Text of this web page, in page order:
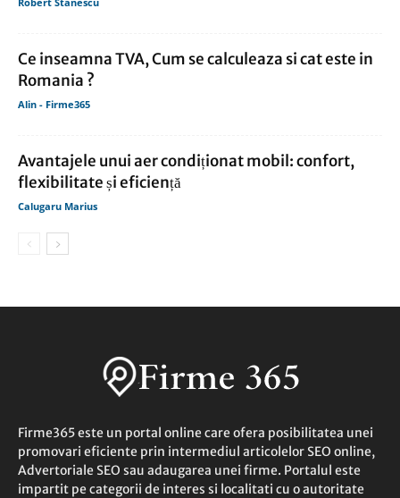
Ce inseamna TVA, Cum se calculeaza si cat este in
Romania ?
Alin - Firme365
Avantajele unui aer condiționat mobil: confort,
flexibilitate și eficiență
Calugaru Marius
Firme365 este un portal online care ofera posibilitatea unei
promovari eficiente prin intermediul articolelor SEO online,
Advertoriale SEO sau adaugarea unei firme. Portalul este
impartit pe categorii de interes si localitati cu o autoritate